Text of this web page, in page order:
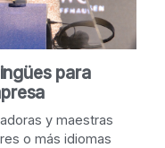
para
y maestras
o más idiomas